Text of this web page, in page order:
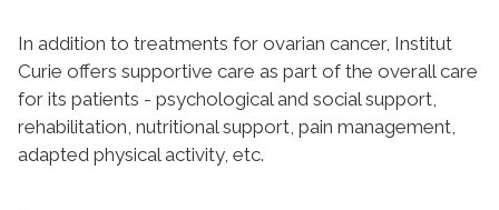
In addition to treatments for ovarian cancer, Institut
Curie offers supportive care as part of the overall care
for its patients - psychological and social support,
rehabilitation, nutritional support, pain management,
adapted physical activity, etc.